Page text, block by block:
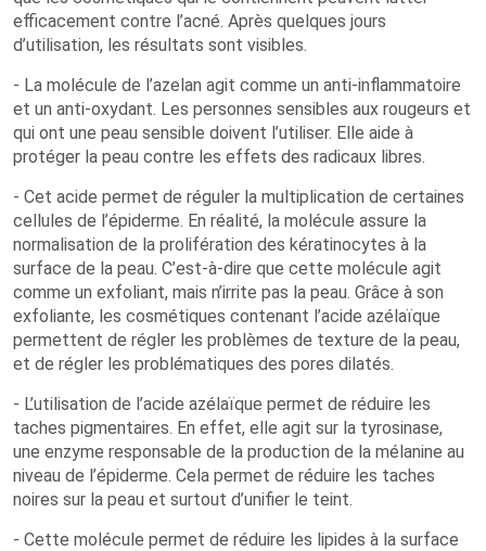
efficacement contre l’acné. Après quelques jours
d’utilisation, les résultats sont visibles.
- La molécule de l’azelan agit comme un anti-inflammatoire
et un anti-oxydant. Les personnes sensibles aux rougeurs et
qui ont une peau sensible doivent l’utiliser. Elle aide à
protéger la peau contre les effets des radicaux libres.
- Cet acide permet de réguler la multiplication de certaines
cellules de l’épiderme. En réalité, la molécule assure la
normalisation de la prolifération des kératinocytes à la
surface de la peau. C’est-à-dire que cette molécule agit
comme un exfoliant, mais n’irrite pas la peau. Grâce à son
exfoliante, les cosmétiques contenant l’acide azélaïque
permettent de régler les problèmes de texture de la peau,
et de régler les problématiques des pores dilatés.
- L’utilisation de l’acide azélaïque permet de réduire les
taches pigmentaires. En effet, elle agit sur la tyrosinase,
une enzyme responsable de la production de la mélanine au
niveau de l’épiderme. Cela permet de réduire les taches
noires sur la peau et surtout d’unifier le teint.
- Cette molécule permet de réduire les lipides à la surface